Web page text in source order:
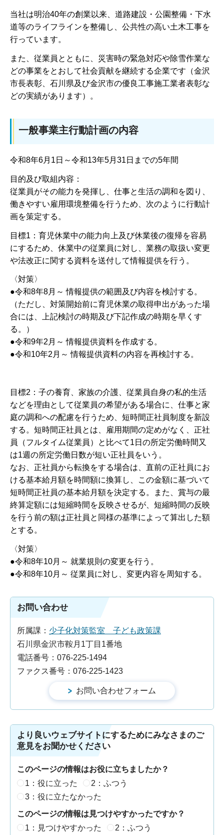
当社は明治40年の創業以来、道路建設・公園整備・下水
道等のライフラインを整備し、公共性の高い土木工事を
行っています。
また、従業員とともに、災害時の緊急対応や除雪作業な
どの事業をとおして社会貢献を継続する企業です（金沢
市長表彰、石川県及び金沢市の優良工事施工業者表彰な
どの実績があります）。
一般事業主行動計画の内容
令和8年6月1日～令和13年5月31日までの5年間
目的及び取組内容：
従業員がその能力を発揮し、仕事と生活の調和を図り、
働きやすい雇用環境整備を行うため、次のように行動計
画を策定する。
目標1：育児休業中の能力向上及び休業後の復帰を容易
にするため、休業中の従業員に対し、業務の取扱い変更
や法改正に関する資料を送付して情報提供を行う。
〈対策〉
●令和8年8月～ 情報提供の範囲及び内容を検討する。
（ただし、対策開始前に育児休業の取得申出があった場
合には、上記検討の時期及び下記作成の時期を早くす
る。）
●令和9年2月～ 情報提供資料を作成する。
●令和10年2月～ 情報提供資料の内容を再検討する。
目標2：子の養育、家族の介護、従業員自身の私的生活
などを理由として従業員の希望がある場合に、仕事と家
庭の調和への配慮を行うため、短時間正社員制度を新設
する。短時間正社員とは、雇用期間の定めがなく、正社
員（フルタイム従業員）と比べて1日の所定労働時間又
は1週の所定労働日数が短い正社員をいう。
なお、正社員から転換をする場合は、直前の正社員にお
ける基本給月額を時間額に換算し、この金額に基づいて
短時間正社員の基本給月額を決定する。また、賞与の最
終算定額には短縮時間を反映させるが、短縮時間の反映
を行う前の額は正社員と同様の基準によって算出した額
とする。
〈対策〉
●令和8年10月～ 就業規則の変更を行う。
●令和8年10月～ 従業員に対し、変更内容を周知する。
お問い合わせ
所属課： 少子化対策監室 子ども政策課
石川県金沢市鞍月1丁目1番地
電話番号：076-225-1494
ファクス番号：076-225-1423
より良いウェブサイトにするためにみなさまのご
意見をお聞かせください
このページの情報はお役に立ちましたか？
1：役に立った
2：ふつう
3：役に立たなかった
このページの情報は見つけやすかったですか？
1：見つけやすかった
2：ふつう